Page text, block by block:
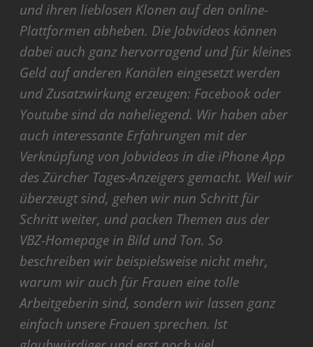
und ihren lieblosen Klonen auf den online-
Plattformen abheben. Die Jobvideos können
dabei auch ganz hervorragend und für kleines
Geld auf anderen Kanälen eingesetzt werden
und Zusatzwirkung erzeugen: Facebook oder
Youtube sind da naheliegend. Wir haben aber
auch interessante Erfahrungen mit der
Verknüpfung von Jobvideos in die iPhone App
des Zürcher Tages-Anzeigers gemacht. Weil wir
überzeugt sind, gehen wir nun Schritt für
Schritt weiter, und packen Themen aus der
VBZ-Homepage in Bild und Ton. So
beschreiben wir beispielsweise nicht mehr,
warum wir auch für Frauen eine tolle
Arbeitgeberin sind, sondern wir lassen ganz
einfach unsere Frauen sprechen. Ist